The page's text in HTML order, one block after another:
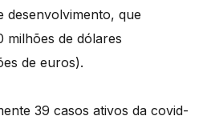
desenvolvimento, que
milhões de dólares
de euros).
39 casos ativos da covid-